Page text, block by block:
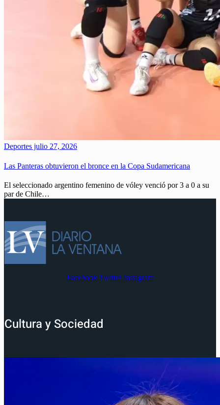
Deportes julio 27, 2026
Las Panteras obtuvieron el bronce en la Copa Sudamericana
El seleccionado argentino femenino de vóley venció por 3 a 0 a su
par de Chile…
Facebook Twitter Instagram
Cultura y Sociedad